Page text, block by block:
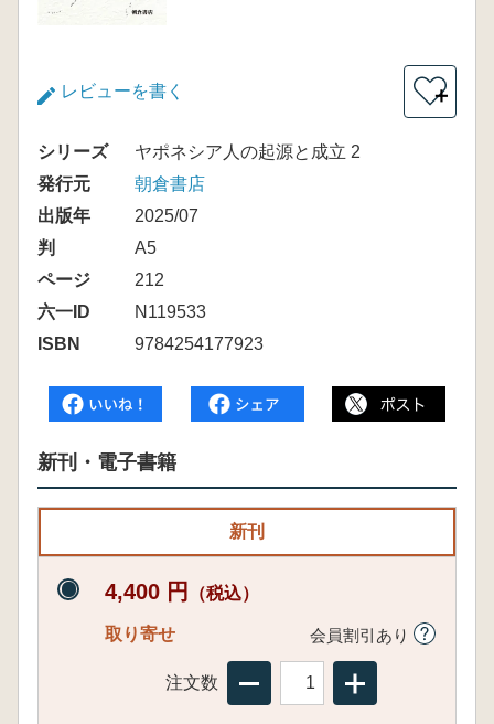
レビューを書く ＋
シリーズ
ヤポネシア人の起源と成立 2
発行元
朝倉書店
出版年
2025/07
判
A5
ページ
212
六一ID
N119533
ISBN
9784254177923
新刊・電子書籍
新刊
4,400 円 （税込）
取り寄せ 会員割引あり
注文数